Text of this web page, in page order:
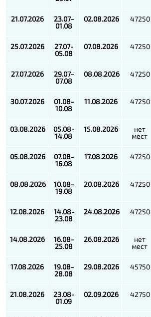
21.07.2026
23.07-
01.08
02.08.2026 47250
25.07.2026
27.07-
05.08
07.08.2026 47250
27.07.2026
29.07-
07.08
08.08.2026 47250
30.07.2026
01.08-
10.08
11.08.2026 47250
03.08.2026
05.08-
14.08
15.08.2026
нет
мест
05.08.2026
07.08-
16.08
17.08.2026 47250
08.08.2026
10.08-
19.08
20.08.2026 47250
12.08.2026
14.08-
23.08
24.08.2026 47250
14.08.2026
16.08-
25.08
26.08.2026
нет
мест
17.08.2026
19.08-
28.08
29.08.2026 45750
21.08.2026
23.08-
01.09
02.09.2026 42750